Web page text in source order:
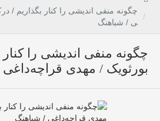
چگونه منفی اندیشی را کنار بگذاریم /
ی / شباهنگ
چگونه منفی اندیشی را
بورثویک / مهدی